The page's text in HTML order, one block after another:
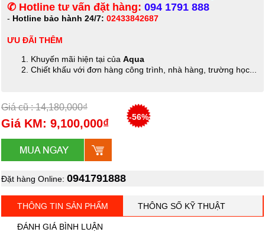
✆ Hotline tư vấn đặt hàng: 094 1791 888
- Hotline bảo hành 24/7: 02433842687
ƯU ĐÃI THÊM
Khuyến mãi hiện tại của Aqua
Chiết khấu với đơn hàng công trình, nhà hàng, trường học...
Giá cũ : 14,180,000₫
Giá KM: 9,100,000₫ -56%
Đặt hàng Online: 0941791888
THÔNG TIN SẢN PHẨM THÔNG SỐ KỸ THUẬT
ĐÁNH GIÁ BÌNH LUẬN